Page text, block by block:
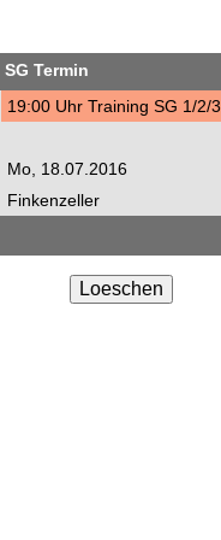
SG Termin
19:00 Uhr Training SG 1/2/3
Mo, 18.07.2016
Finkenzeller